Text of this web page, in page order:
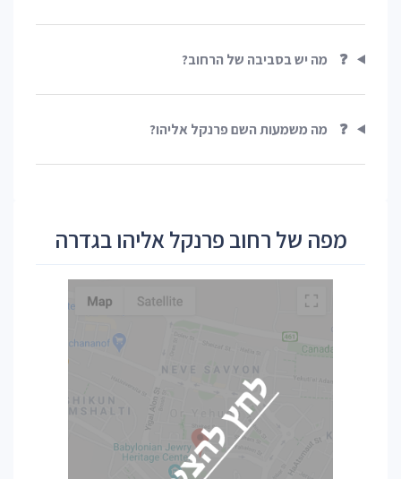
❓ מה יש בסביבה של הרחוב?
❓ מה משמעות השם פרנקל אליהו?
מפה של רחוב פרנקל אליהו בגדרה